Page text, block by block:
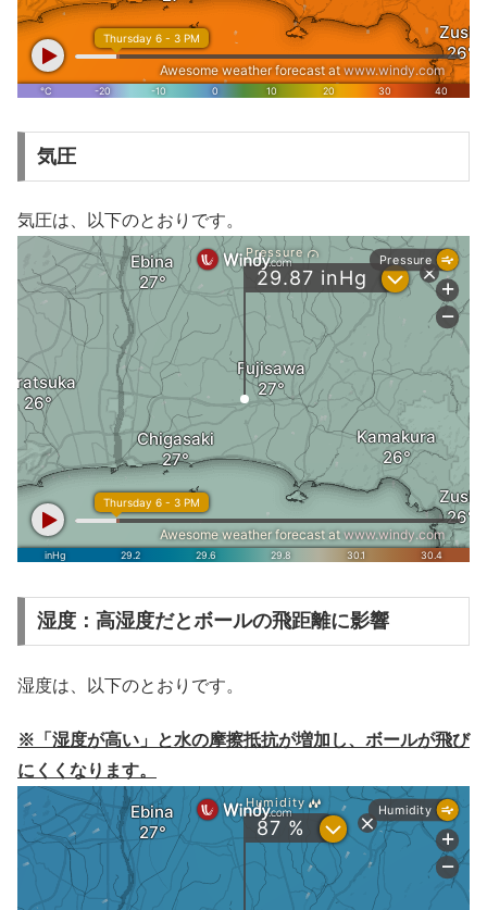
気圧
気圧は、以下のとおりです。
湿度：高湿度だとボールの飛距離に影響
湿度は、以下のとおりです。
※「湿度が高い」と水の摩擦抵抗が増加し、ボールが飛び
にくくなります。